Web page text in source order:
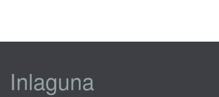
Inlaguna